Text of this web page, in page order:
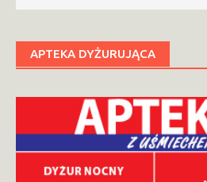
APTEKA DYŻURUJĄCA